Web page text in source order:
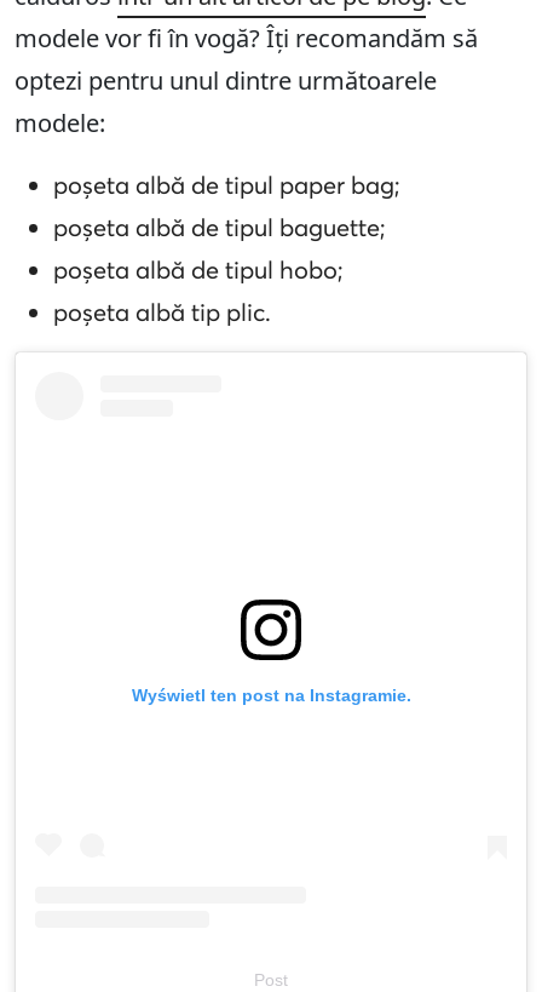
modele vor fi în vogă? Îți recomandăm să
optezi pentru unul dintre următoarele
modele:
poșeta albă de tipul paper bag;
poșeta albă de tipul baguette;
poșeta albă de tipul hobo;
poșeta albă tip plic.
Wyświetl ten post na Instagramie.
Post